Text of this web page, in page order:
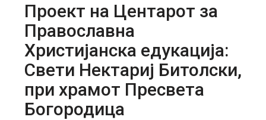
Проект на Центарот за
Православна
Христијанска едукација:
Свети Нектариј Битолски,
при храмот Пресвета
Богородица